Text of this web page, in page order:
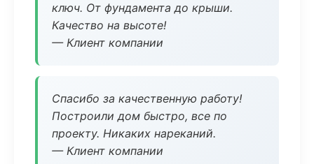
ключ. От фундамента до крыши.
Качество на высоте!
— Клиент компании
Спасибо за качественную работу!
Построили дом быстро, все по
проекту. Никаких нареканий.
— Клиент компании